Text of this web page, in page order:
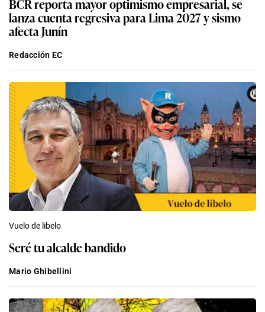
lanza cuenta regresiva para Lima 2027 y sismo
afecta Junín
Redacción EC
Vuelo de libelo
Seré tu alcalde bandido
Mario Ghibellini